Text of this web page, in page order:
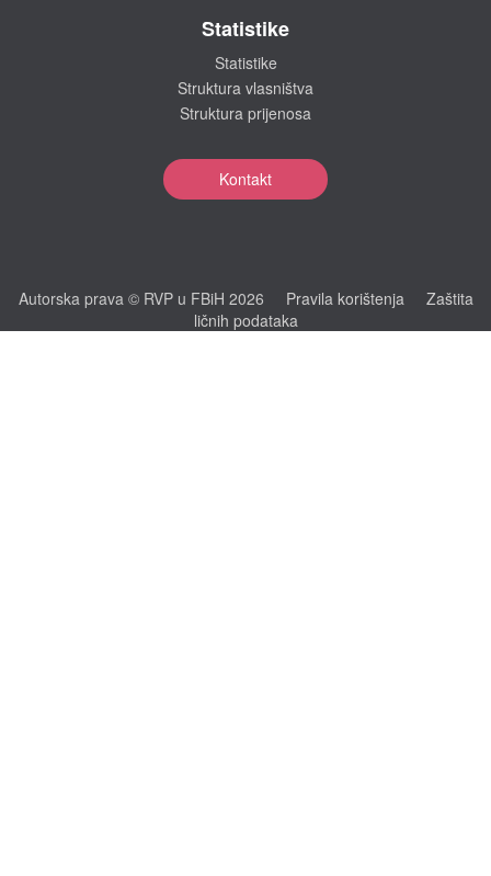
Statistike
Statistike
Struktura vlasništva
Struktura prijenosa
Kontakt
Autorska prava © RVP u FBiH 2026 Pravila korištenja
Zaštita
ličnih podataka